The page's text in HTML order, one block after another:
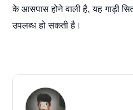
के आसपास होने वाली है, यह गाड़ी
उपलब्ध हो सकती है।